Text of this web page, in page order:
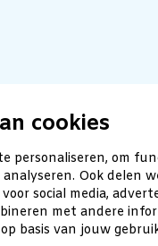
cookies
personaliseren, om
Ook delen
social media,
met andere
basis van jouw